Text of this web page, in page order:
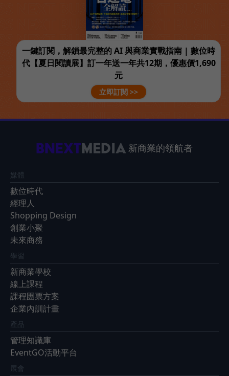
一鍵訂閱，解鎖最完整的 AI 與商業實戰指南 | 數位時
代【夏日閱讀展】訂一年送一年共12期，優惠價1,690
元
立即訂閱 >>
新商業的領航者
媒體
數位時代
經理人
Shopping Design
創業小聚
未來商務
學習
新商業學校
線上課程
課程團票方案
企業內訓計畫
產品
管理知識庫
EventGO活動平台
展會